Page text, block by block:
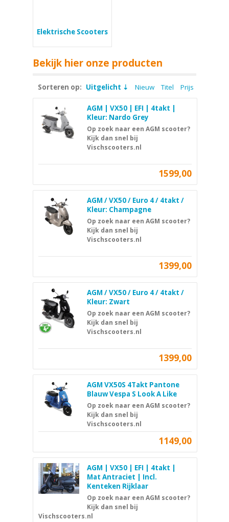
Elektrische Scooters
Bekijk hier onze producten
Sorteren op: Uitgelicht Nieuw Titel Prijs
AGM | VX50 | EFI | 4takt |
Kleur: Nardo Grey
Op zoek naar een AGM scooter?
Kijk dan snel bij
Vischscooters.nl
1599,00
AGM / VX50 / Euro 4 / 4takt /
Kleur: Champagne
Op zoek naar een AGM scooter?
Kijk dan snel bij
Vischscooters.nl
1399,00
AGM / VX50 / Euro 4 / 4takt /
Kleur: Zwart
Op zoek naar een AGM scooter?
Kijk dan snel bij
Vischscooters.nl
1399,00
AGM VX50S 4Takt Pantone
Blauw Vespa S Look A Like
Op zoek naar een AGM scooter?
Kijk dan snel bij
Vischscooters.nl
1149,00
AGM | VX50 | EFI | 4takt |
Mat Antraciet | Incl.
Kenteken Rijklaar
Op zoek naar een AGM scooter?
Kijk dan snel bij
Vischscooters.nl